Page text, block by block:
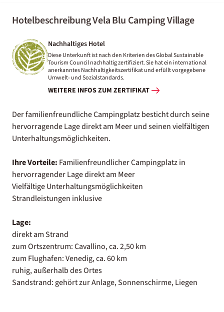
Hotelbeschreibung Vela Blu Camping Village
Nachhaltiges Hotel
Diese Unterkunft ist nach den Kriterien des Global Sustainable
Tourism Council nachhaltig zertifiziert. Sie hat ein international
anerkanntes Nachhaltigkeitszertifikat und erfüllt vorgegebene
Umwelt- und Sozialstandards.
WEITERE INFOS ZUM ZERTIFIKAT
Der familienfreundliche Campingplatz besticht durch seine
hervorragende Lage direkt am Meer und seinen vielfältigen
Unterhaltungsmöglichkeiten.
Ihre Vorteile: Familienfreundlicher Campingplatz in
hervorragender Lage direkt am Meer
Vielfältige Unterhaltungsmöglichkeiten
Strandleistungen inklusive
Lage:
direkt am Strand
zum Ortszentrum: Cavallino, ca. 2,50 km
zum Flughafen: Venedig, ca. 60 km
ruhig, außerhalb des Ortes
Sandstrand: gehört zur Anlage, Sonnenschirme, Liegen